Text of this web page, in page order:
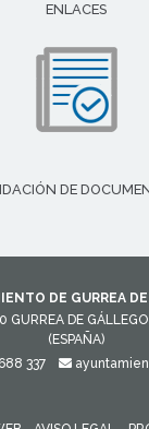
ENLACES
DE
DE GURREA
GURREA DE
(ESPAÑA)
337